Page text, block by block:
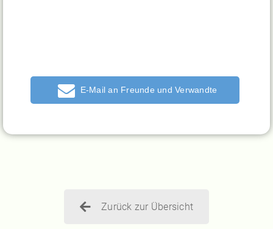
E-Mail
Zurück zur Übersicht